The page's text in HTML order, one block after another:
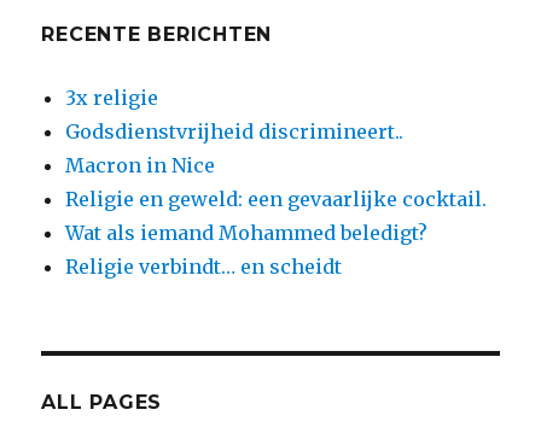
RECENTE BERICHTEN
3x religie
Godsdienstvrijheid discrimineert..
Macron in Nice
Religie en geweld: een gevaarlijke cocktail.
Wat als iemand Mohammed beledigt?
Religie verbindt… en scheidt
ALL PAGES